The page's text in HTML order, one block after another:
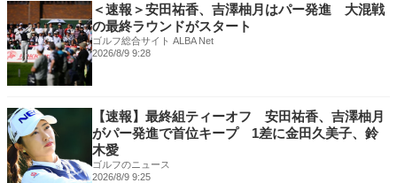
＜速報＞安田祐香、吉澤柚月はパー発進 大混戦
の最終ラウンドがスタート
ゴルフ総合サイト ALBA Net
2026/8/9 9:28
【速報】最終組ティーオフ 安田祐香、吉澤柚月
がパー発進で首位キープ 1差に金田久美子、鈴
木愛
ゴルフのニュース
2026/8/9 9:25